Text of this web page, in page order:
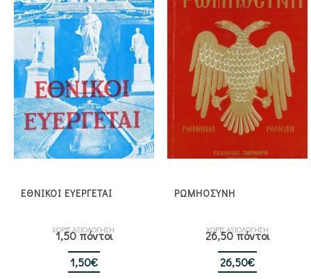
ΕΘΝΙΚΟΙ ΕΥΕΡΓΕΤΑΙ
ΧΩΡΙΣ ΑΞΙΟΛΟΓΗΣΗ
1,50 πόντοι
1,50€
ΡΩΜΗΟΣΥΝΗ
ΧΩΡΙΣ ΑΞΙΟΛΟΓΗΣΗ
26,50 πόντοι
26,50€